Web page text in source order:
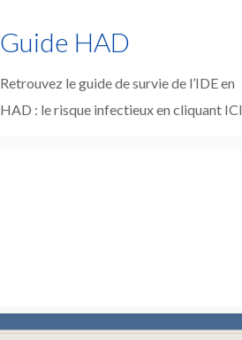
Guide HAD
Retrouvez le guide de survie de l’IDE en
HAD : le risque infectieux en cliquant ICI